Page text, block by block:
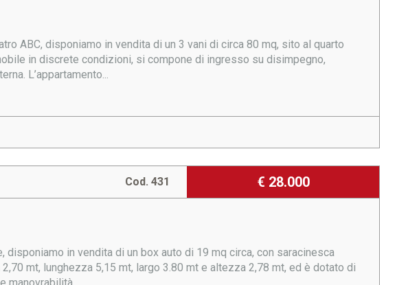
ABC, disponiamo in vendita di un 3 vani di circa 80 mq, sito al quarto
in discrete condizioni, si compone di ingresso su disimpegno,
L’appartamento...
€ 28.000
Cod. 431
in vendita di un box auto di 19 mq circa, con saracinesca
mt, lunghezza 5,15 mt, largo 3.80 mt e altezza 2,78 mt, ed è dotato di